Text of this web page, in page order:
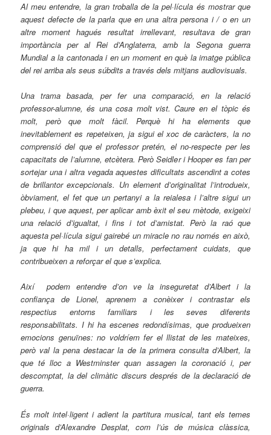
Al meu entendre, la gran troballa de la pel·lícula és mostrar que
aquest defecte de la parla que en una altra persona i / o en un
altre moment hagués resultat irrellevant, resultava de gran
importància per al Rei d’Anglaterra, amb la Segona guerra
Mundial a la cantonada i en un moment en què la imatge pública
del rei arriba als seus súbdits a través dels mitjans audiovisuals.
Una trama basada, per fer una comparació, en la relació
professor-alumne, és una cosa molt vist. Caure en el tòpic és
molt, però que molt fàcil. Perquè hi ha elements que
inevitablement es repeteixen, ja sigui el xoc de caràcters, la no
comprensió del que el professor pretén, el no-respecte per les
capacitats de l’alumne, etcètera. Però Seidler i Hooper es fan per
sortejar una i altra vegada aquestes dificultats ascendint a cotes
de brillantor excepcionals. Un element d’originalitat l’introdueix,
òbviament, el fet que un pertanyi a la reialesa i l’altre sigui un
plebeu, i que aquest, per aplicar amb èxit el seu mètode, exigeixi
una relació d’igualtat, i fins i tot d’amistat. Però la raó que
aquesta pel·lícula sigui gairebé un miracle no rau només en això,
ja que hi ha mil i un detalls, perfectament cuidats, que
contribueixen a reforçar el que s’explica.
Així podem entendre d’on ve la inseguretat d’Albert i la
confiança de Lionel, aprenem a conèixer i contrastar els
respectius entorns familiars i les seves diferents
responsabilitats. I hi ha escenes redondísimas, que produeixen
emocions genuïnes: no voldríem fer el llistat de les mateixes,
però val la pena destacar la de la primera consulta d’Albert, la
que té lloc a Westminster quan assagen la coronació i, per
descomptat, la del climàtic discurs després de la declaració de
guerra.
És molt intel·ligent i adient la partitura musical, tant els temes
originals d’Alexandre Desplat, com l’ús de música clàssica,